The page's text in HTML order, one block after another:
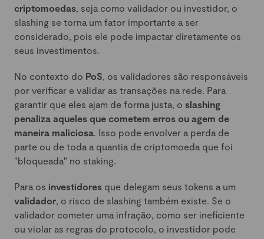
criptomoedas, seja como validador ou investidor, o
slashing se torna um fator importante a ser
considerado, pois ele pode impactar diretamente os
seus investimentos.
No contexto do PoS, os validadores são responsáveis
por verificar e validar as transações na rede. Para
garantir que eles ajam de forma justa, o slashing
penaliza aqueles que cometem erros ou agem de
maneira maliciosa. Isso pode envolver a perda de
parte ou de toda a quantia de criptomoeda que foi
"bloqueada" no staking.
Para os investidores que delegam seus tokens a um
validador, o risco de slashing também existe. Se o
validador cometer uma infração, como ser ineficiente
ou violar as regras do protocolo, o investidor pode